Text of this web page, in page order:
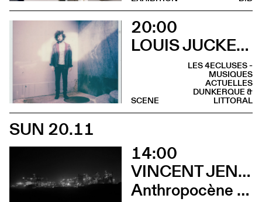
20:00
LOUIS JUCKER & ELIE ZOÉ
LES 4ECLUSES -
MUSIQUES
ACTUELLES
DUNKERQUE &
LITTORAL
SCENE
SUN 20.11
14:00
VINCENT JENDLY
Anthropocène (Visite guidée)